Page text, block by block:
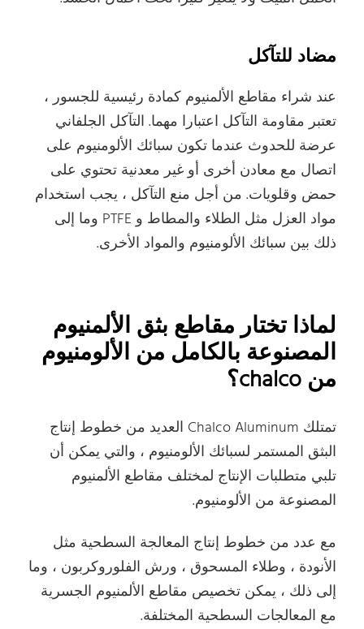
مضاد للتآكل
عند شراء مقاطع الألمنيوم كمادة رئيسية للجسور ،
تعتبر مقاومة التآكل اعتبارا مهما. التآكل الجلفاني
عرضة للحدوث عندما تكون سبائك الألومنيوم على
اتصال مع معادن أخرى أو غير معدنية تحتوي على
حمض وقلويات. من أجل منع التآكل ، يجب استخدام
مواد العزل مثل الطلاء والمطاط و PTFE وما إلى
ذلك بين سبائك الألومنيوم والمواد الأخرى.
لماذا تختار مقاطع بثق الألمنيوم
المصنوعة بالكامل من الألومنيوم
من chalco؟
تمتلك Chalco Aluminum العديد من خطوط إنتاج
البثق المستمر لسبائك الألومنيوم ، والتي يمكن أن
تلبي متطلبات الإنتاج لمختلف مقاطع الألمنيوم
المصنوعة من الألومنيوم.
مع عدد من خطوط إنتاج المعالجة السطحية مثل
الأنودة ، وطلاء المسحوق ، ورش الفلوروكربون ، وما
إلى ذلك ، يمكن تخصيص مقاطع الألمنيوم الجسرية
مع المعالجات السطحية المختلفة.